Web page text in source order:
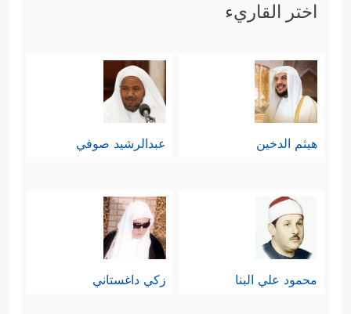
اختر القاريء
هيثم الدخين عبدالرشيد صوفي
محمود علي البنا زكي داغستاني